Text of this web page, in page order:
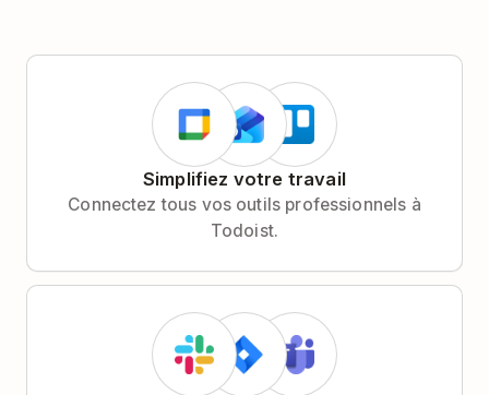
Simplifiez votre travail
Connectez tous vos outils professionnels à
Todoist.